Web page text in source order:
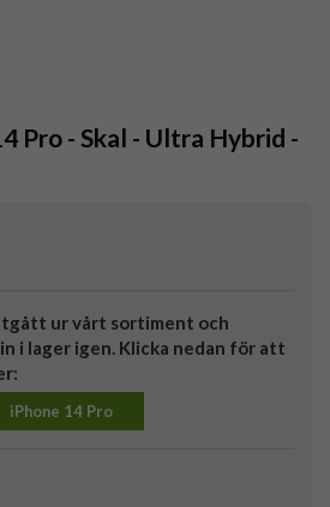
Pro - Skal - Ultra Hybrid -
ur vårt sortiment och
i lager igen. Klicka nedan för att
iPhone 14 Pro